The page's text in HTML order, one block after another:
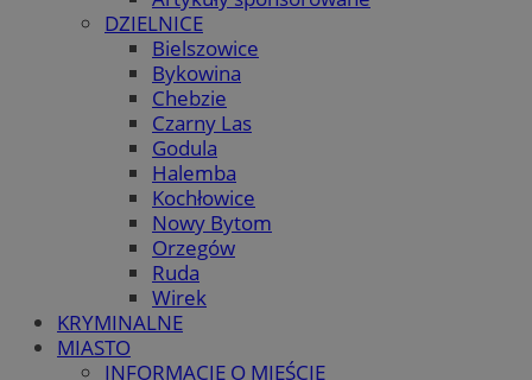
DZIELNICE
Bielszowice
Bykowina
Chebzie
Czarny Las
Godula
Halemba
Kochłowice
Nowy Bytom
Orzegów
Ruda
Wirek
KRYMINALNE
MIASTO
INFORMACJE O MIEŚCIE